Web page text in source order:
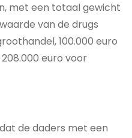
met een totaal gewicht
van de drugs
100.000 euro
euro voor
de daders met een